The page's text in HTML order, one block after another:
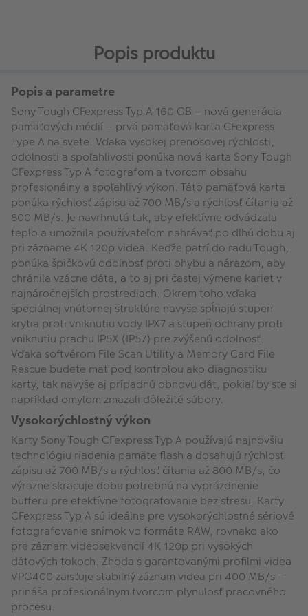
Popis produktu
Popis a parametre
Sony Tough CFexpress Typ A 160 GB – nová generácia
pamäťových médií – prvá pamäťová karta CFexpress
Type A na svete. Vďaka vysokej prenosovej rýchlosti,
odolnosti a spoľahlivosti ponúka nová karta Sony Tough
CFexpress Typ A fotografom a tvorcom obsahu
profesionálny a spoľahlivý výkon. Táto pamäťová karta
ponúka rýchlosť zápisu až 700 MB/s a rýchlosť čítania až
800 MB/s. Je navrhnutá tak, aby efektívne odvádzala
teplo a umožnila používateľom nahrávať po dlhú dobu aj
pri zázname 4K 120p videa. Keďže patrí do radu Tough,
ponúka špičkovú odolnosť proti ohybu a nárazom, aby
chránila vzácne dáta, a to aj pri častej výmene kariet v
najnáročnejších prostrediach. Okrem toho vďaka
špeciálnej vnútornej štruktúre navyše spĺňajú stupeň
krytia proti vniknutiu vody IPX7 a stupeň ochrany proti
vniknutiu prachu IP5X (IP57) pre zvýšenú odolnosť.
Vďaka softvérom File Scan Utility a Memory Card File
Rescue budete mať pod kontrolou ako diagnostiku
karty, tak navyše aj prípadnú obnovu dát, pokiaľ by ste si
napríklad omylom zmazali dôležité súbory.
Vysokorýchlostný výkon
Karty Sony Tough CFexpress Typ A používajú najnovšiu
technológiu riadenia pamäte flash a dosahujú rýchlosť
zápisu až 700 MB/s a rýchlosť čítania až 800 MB/s, čo
výrazne skracuje dobu potrebnú na vyprázdnenie
bufferu pre efektívne fotografovanie bez stresu. Karty
CFexpress Typ A sú ideálne pre vysokorýchlostné sériové
fotografovanie snímok vo formáte RAW, rovnako ako
pre záznam videosekvencií 4K 120p pri vysokých
dátových tokoch. Zhoda s garantovanými profilmi videa
VPG400 zaisťuje stabilný záznam videa pri 400 MB/s –
prináša profesionálnym tvorcom plynulosť pracovného
procesu.